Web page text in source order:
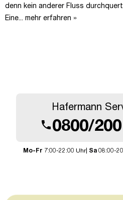
denn kein anderer Fluss
Eine... mehr erfahren »
Hafermann
call0800/
Mo-Fr 7:00-22:00 Uhr| Sa 08:00-